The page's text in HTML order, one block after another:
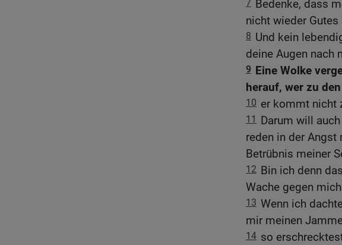
7 Bedenke, dass
nicht wieder Gutes
8 Und kein
deine Augen nach
9 Eine Wolke
herauf, wer zu
10 er kommt nicht
11 Darum will
reden in der
Betrübnis meiner
12 Bin ich denn
Wache gegen
13 Wenn ich
mir meinen
14 so